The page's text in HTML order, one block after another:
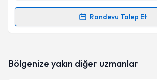
Randevu Talep Et
Randevu Takvimi Talebi
oluşturun. Size bu uzmandan randevu
Bölgenize yakın diğer uzmanlar